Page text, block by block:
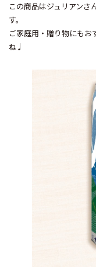
この商品はジュリアンさ
す。
ご家庭用・贈り物にも
ね♩